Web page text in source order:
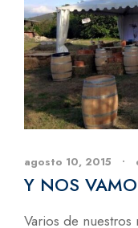
agosto 10, 2015 •
Y NOS
Varios de nuestros